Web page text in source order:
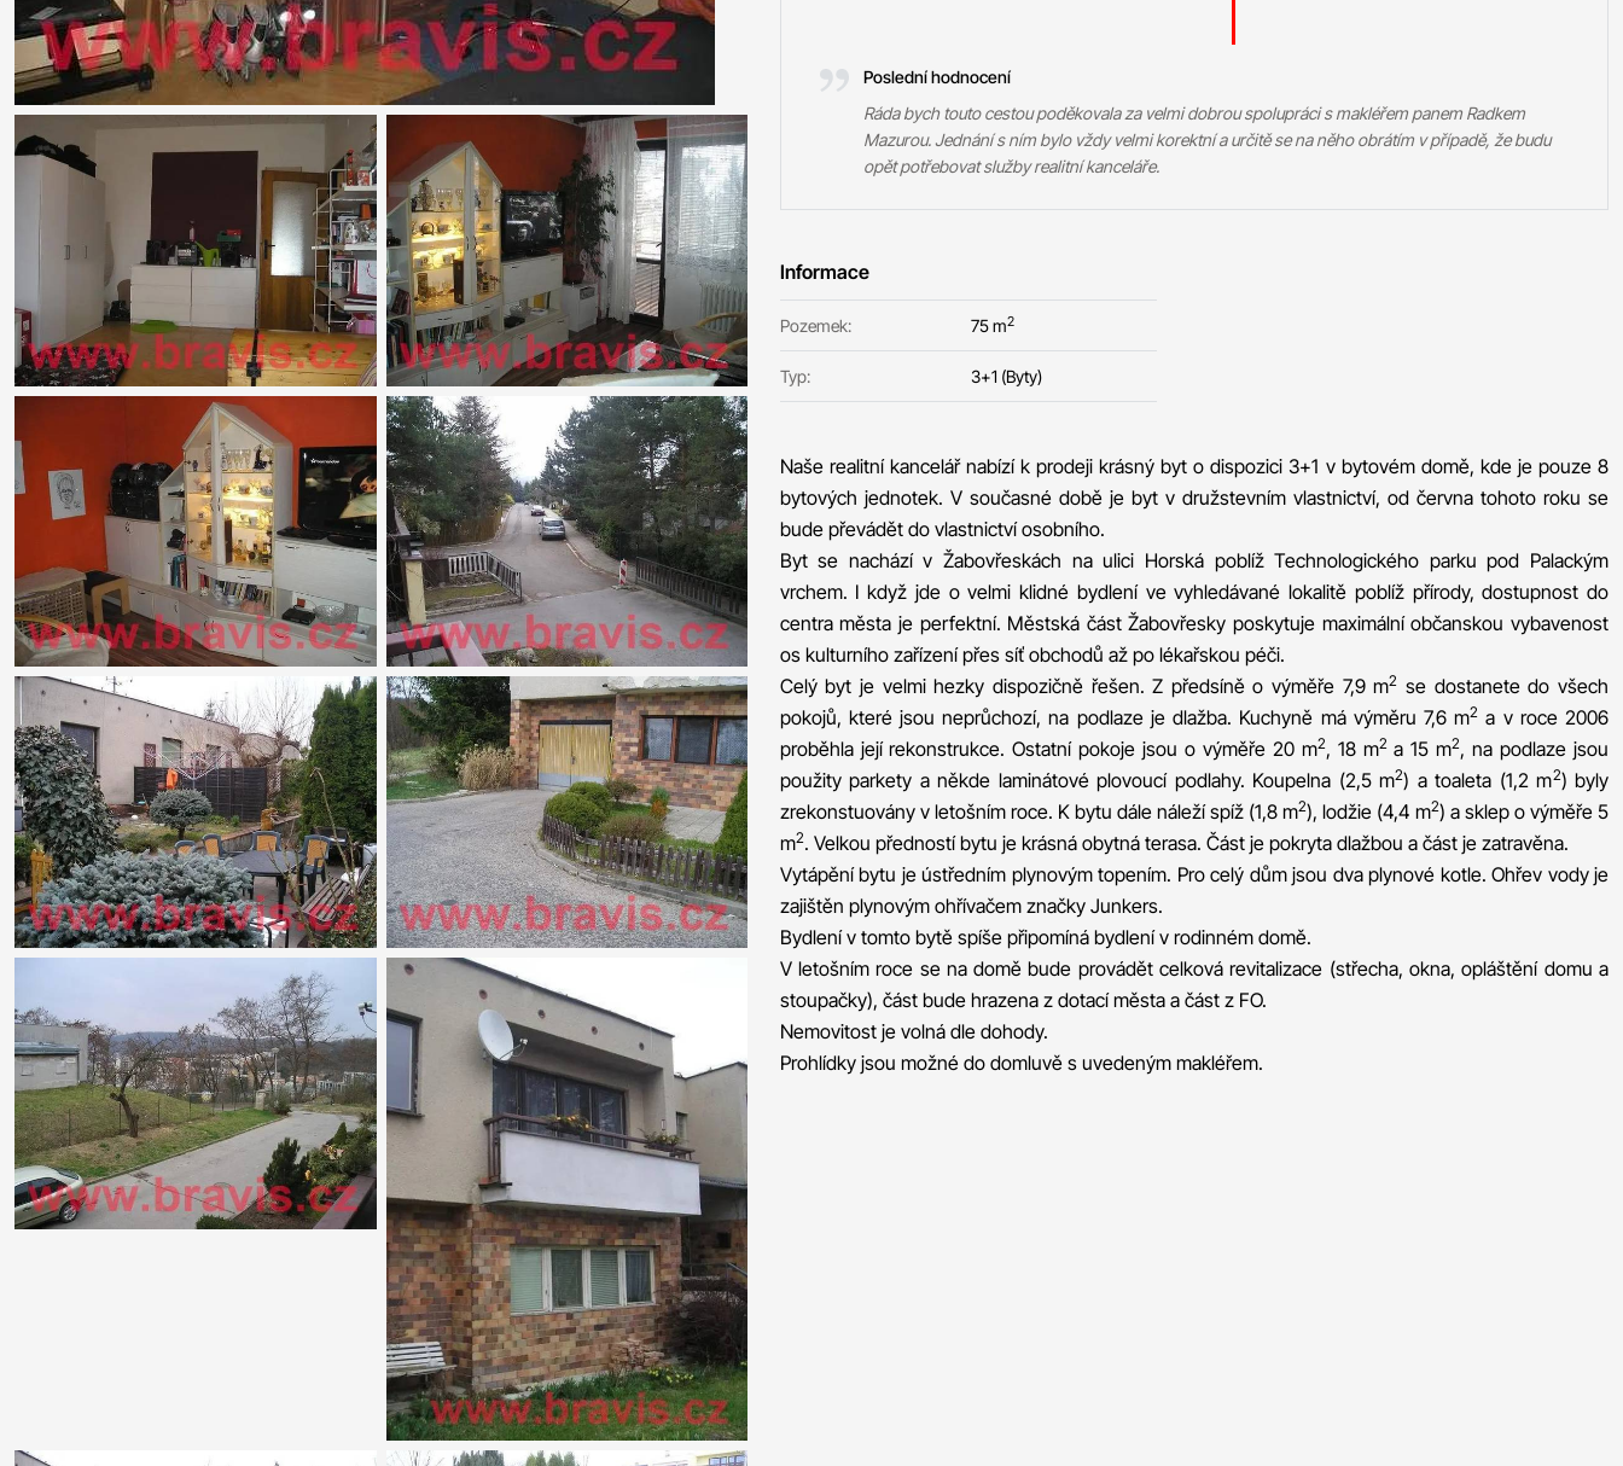
Poslední hodnocení
Ráda bych touto cestou poděkovala za velmi dobrou spolupráci s makléřem panem Radkem
Mazurou. Jednání s ním bylo vždy velmi korektní a určitě se na něho obrátím v případě, že budu
opět potřebovat služby realitní kanceláře.
Informace
Pozemek: 75 m2
Typ: 3+1 (Byty)
Naše realitní kancelář nabízí k prodeji krásný byt o dispozici 3+1 v bytovém domě, kde je pouze 8
bytových jednotek. V současné době je byt v družstevním vlastnictví, od června tohoto roku se
bude převádět do vlastnictví osobního.
Byt se nachází v Žabovřeskách na ulici Horská poblíž Technologického parku pod Palackým
vrchem. I když jde o velmi klidné bydlení ve vyhledávané lokalitě poblíž přírody, dostupnost do
centra města je perfektní. Městská část Žabovřesky poskytuje maximální občanskou vybavenost
os kulturního zařízení přes síť obchodů až po lékařskou péči.
Celý byt je velmi hezky dispozičně řešen. Z předsíně o výměře 7,9 m2 se dostanete do všech
pokojů, které jsou neprůchozí, na podlaze je dlažba. Kuchyně má výměru 7,6 m2 a v roce 2006
proběhla její rekonstrukce. Ostatní pokoje jsou o výměře 20 m2, 18 m2a 15 m2, na podlaze jsou
použity parkety a někde laminátové plovoucí podlahy. Koupelna (2,5 m2) a toaleta (1,2 m2) byly
zrekonstuovány v letošním roce. K bytu dále náleží spíž (1,8 m2), lodžie (4,4 m2) a sklep o výměře 5
m2. Velkou předností bytu je krásná obytná terasa. Část je pokryta dlažbou a část je zatravěna.
Vytápění bytu je ústředním plynovým topením. Pro celý dům jsou dva plynové kotle. Ohřev vody je
zajištěn plynovým ohřívačem značky Junkers.
Bydlení v tomto bytě spíše připomíná bydlení v rodinném domě.
V letošním roce se na domě bude provádět celková revitalizace (střecha, okna, opláštění domu a
stoupačky), část bude hrazena z dotací města a část z FO.
Nemovitost je volná dle dohody.
Prohlídky jsou možné do domluvě s uvedeným makléřem.